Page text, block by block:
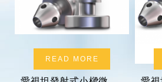
READ MORE